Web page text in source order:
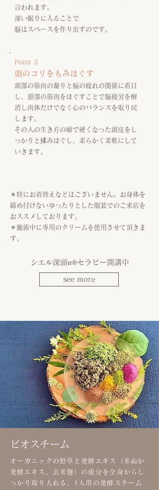
＊特にお着替えなどはございません。お身体を
締め付けないゆったりとした服装でのご来店を
おススメしております。
＊施術中に専用のクリームを使用させて頂きま
す。
シエル深頭α®︎セラピー開講中
see more
言われます。
​深い眠りに入ることで
脳はスペースを作り出すのです。
Point 3
頭のコリをもみほぐす
頭部の筋肉の凝りと脳の疲れの関係に着目
し、頭部の筋肉をほぐすことで脳疲労を解
消し肉体だけでなく心のバランスを取り戻
します。
その人の生き方の癖で硬くなった頭皮を​し
っかりと揉みほぐし、柔らかく柔軟にして
いきます。
ビオスチーム
オーガニックの野草と発酵エキス（米ぬか
発酵エキス、玄米麹）の成分を全身からし
っかり取り入れる、1人用の発酵スチーム